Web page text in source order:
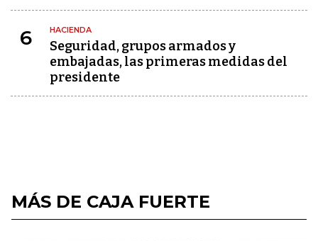
6 HACIENDA
Seguridad, grupos armados y
embajadas, las primeras medidas del
presidente
MÁS DE CAJA FUERTE